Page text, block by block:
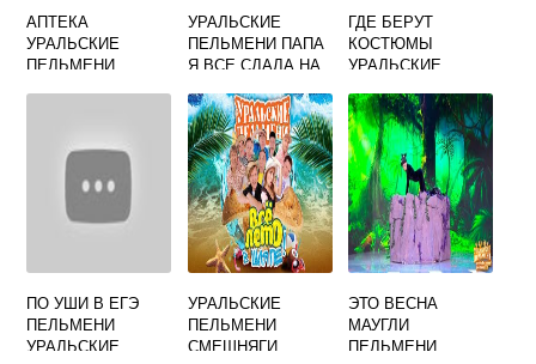
АПТЕКА
УРАЛЬСКИЕ
ПЕЛЬМЕНИ
УРАЛЬСКИЕ
ПЕЛЬМЕНИ ПАПА
Я ВСЕ СДАЛА НА
ГДЕ БЕРУТ
КОСТЮМЫ
УРАЛЬСКИЕ
ПО УШИ В ЕГЭ
ПЕЛЬМЕНИ
УРАЛЬСКИЕ
УРАЛЬСКИЕ
ПЕЛЬМЕНИ
СМЕШНЯГИ
ЭТО ВЕСНА
МАУГЛИ
ПЕЛЬМЕНИ